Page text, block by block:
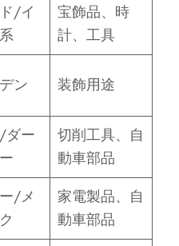
/イ
宝飾品、時
計、工具
ン 装飾用途
ダー
切削工具、自
動車部品
/メ
家電製品、自
動車部品